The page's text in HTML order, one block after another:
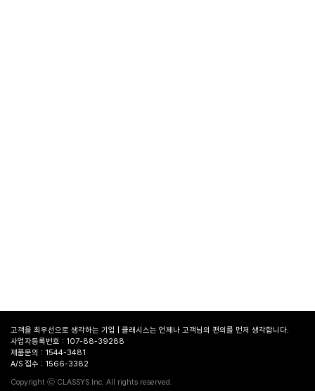
고객을 최우선으로 생각하는 기업 | 클래시스는 언제나 고객님의 편의를 먼저 생각합니다.
사업자등록번호 : 107-88-39288
제품문의 : 1544-3481
A/S 접수 : 1566-3382
Copyright ⓒ CLASSYS Inc. All rights reserved.